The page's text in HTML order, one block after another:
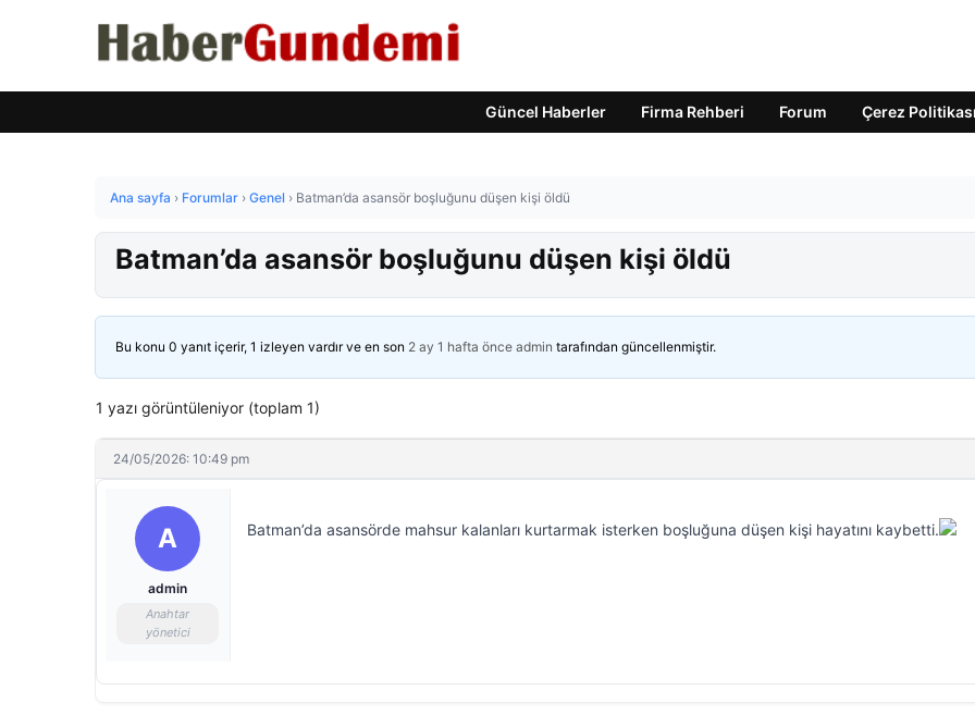
Güncel Haberler Firma Rehberi Forum Çerez Politikası
Ana sayfa › Forumlar › Genel › Batman’da asansör boşluğunu düşen kişi öldü
Batman’da asansör boşluğunu düşen kişi öldü
Bu konu 0 yanıt içerir, 1 izleyen vardır ve en son 2 ay 1 hafta önce admin tarafından güncellenmiştir.
1 yazı görüntüleniyor (toplam 1)
24/05/2026: 10:49 pm
A
admin
Anahtar
yönetici
Batman’da asansörde mahsur kalanları kurtarmak isterken boşluğuna düşen kişi hayatını kaybetti.